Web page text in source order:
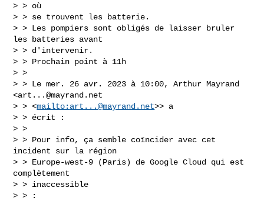
> > où
> > se trouvent les batterie.
> > Les pompiers sont obligés de laisser bruler
les batteries avant
> > d'intervenir.
> > Prochain point à 11h
> >
> > Le mer. 26 avr. 2023 à 10:00, Arthur Mayrand
<art...@mayrand.net
> > <mailto: art...@mayrand.net>> a
> > écrit :
> >
> > Pour info, ça semble coïncider avec cet
incident sur la région
> > Europe-west-9 (Paris) de Google Cloud qui est
complètement
> > inaccessible
> > :